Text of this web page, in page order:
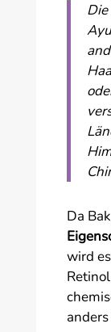
Da
wird